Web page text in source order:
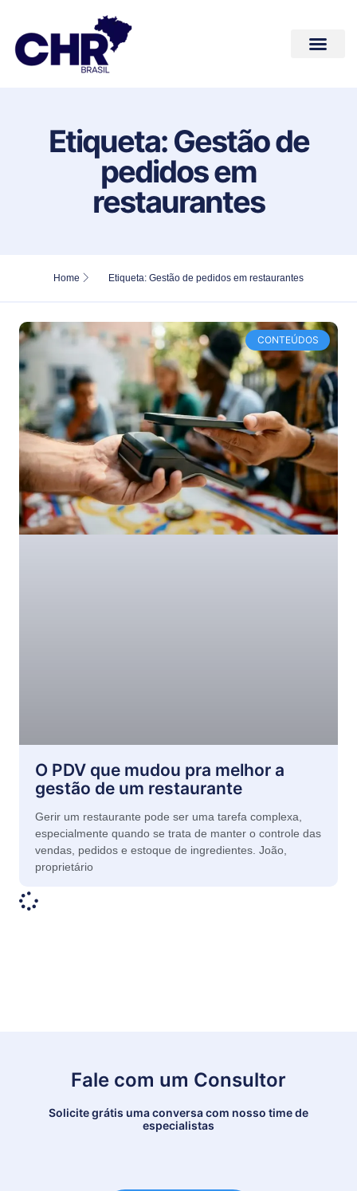
Etiqueta: Gestão de
pedidos em
restaurantes
Home Etiqueta: Gestão de pedidos em restaurantes
CONTEÚDOS
O PDV que mudou pra melhor a
gestão de um restaurante
Gerir um restaurante pode ser uma tarefa complexa,
especialmente quando se trata de manter o controle das
vendas, pedidos e estoque de ingredientes. João,
proprietário
Fale com um Consultor
Solicite grátis uma conversa com nosso time de
especialistas